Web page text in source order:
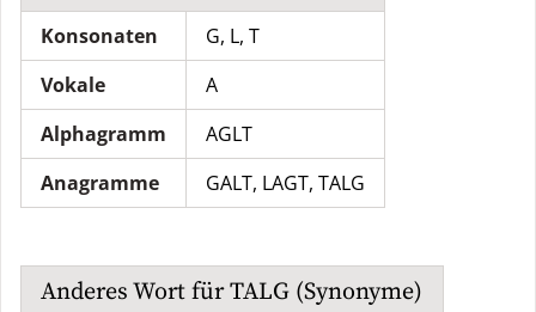
Konsonaten
G, L, T
Vokale
A
Alphagramm
AGLT
Anagramme
GALT, LAGT, TALG
Anderes Wort fürTALG (Synonyme)